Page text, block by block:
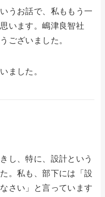
うお話で、私ももう一
います。嶋津良智社
ございました。
ました。
し、特に、設計という
。私も、部下には「設
さい」と言っています